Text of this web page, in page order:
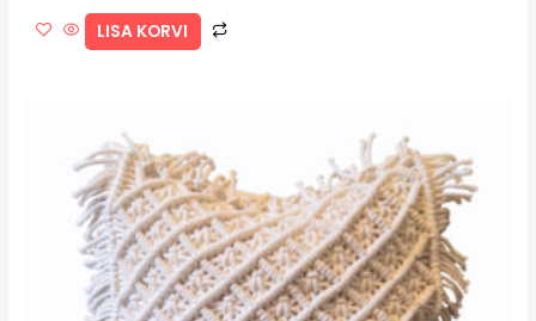
LISA KORVI